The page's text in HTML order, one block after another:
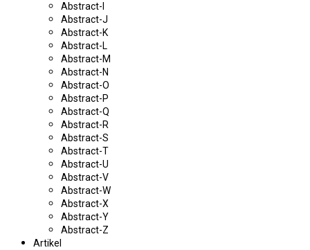
Abstract-I
Abstract-J
Abstract-K
Abstract-L
Abstract-M
Abstract-N
Abstract-O
Abstract-P
Abstract-Q
Abstract-R
Abstract-S
Abstract-T
Abstract-U
Abstract-V
Abstract-W
Abstract-X
Abstract-Y
Abstract-Z
Artikel